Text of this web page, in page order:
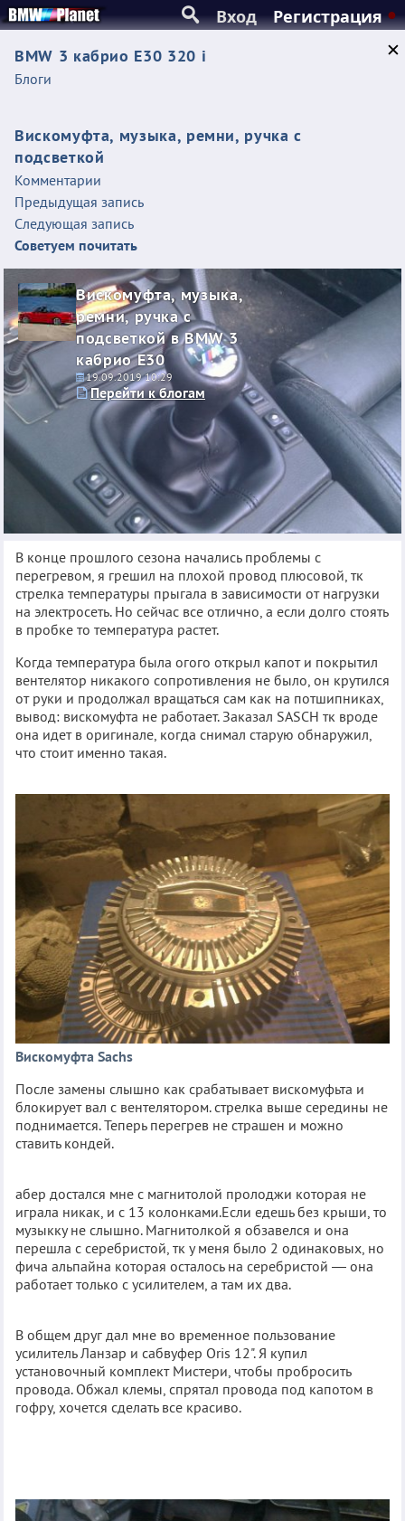
Вход Регистрация
BMW 3 кабрио E30 320 i
Блоги
Вискомуфта, музыка, ремни, ручка с
подсветкой
Комментарии
Предыдущая запись
Следующая запись
Советуем почитать
Вискомуфта, музыка,
ремни, ручка с
подсветкой в BMW 3
кабрио E30
19.09.2019 10:29
Перейти к блогам
В конце прошлого сезона начались проблемы с
перегревом, я грешил на плохой провод плюсовой, тк
стрелка температуры прыгала в зависимости от нагрузки
на электросеть. Но сейчас все отлично, а если долго стоять
в пробке то температура растет.
Когда температура была огого открыл капот и покрытил
вентелятор никакого сопротивления не было, он крутился
от руки и продолжал вращаться сам как на потшипниках,
вывод: вискомуфта не работает. Заказал SASCH тк вроде
она идет в оригинале, когда снимал старую обнаружил,
что стоит именно такая.
Вискомуфта Sachs
После замены слышно как срабатывает вискомуфьта и
блокирует вал с вентелятором. стрелка выше середины не
поднимается. Теперь перегрев не страшен и можно
ставить кондей.
абер достался мне с магнитолой пролоджи которая не
играла никак, и с 13 колонками.Если едешь без крыши, то
музыкку не слышно. Магнитолкой я обзавелся и она
перешла с серебристой, тк у меня было 2 одинаковых, но
фича альпайна которая осталось на серебристой — она
работает только с усилителем, а там их два.
В общем друг дал мне во временное пользование
усилитель Ланзар и сабвуфер Oris 12". Я купил
установочный комплект Мистери, чтобы пробросить
провода. Обжал клемы, спрятал провода под капотом в
гофру, хочется сделать все красиво.